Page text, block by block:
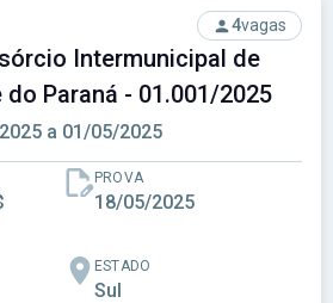
4vagas
Intermunicipal de
do Paraná - 01.001/2025
a 01/05/2025
PROVA
18/05/2025
ESTADO
Sul